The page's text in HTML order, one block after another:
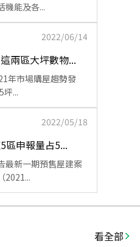
機能及各...
2022/06/14
兩區大坪數物...
年市場購屋趨勢發
坪...
2022/05/18
區申報量占5...
最新一期預售屋建案
2021...
看全部